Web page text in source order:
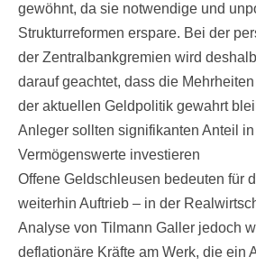
gewöhnt, da sie notwendige und
Strukturreformen erspare. Bei der
der Zentralbankgremien wird
darauf geachtet, dass die
der aktuellen Geldpolitik gewahrt
Anleger sollten signifikanten Anteil
Vermögenswerte investieren
Offene Geldschleusen bedeuten für
weiterhin Auftrieb – in der
Analyse von Tilmann Galler jedoch
deflationäre Kräfte am Werk, die ein